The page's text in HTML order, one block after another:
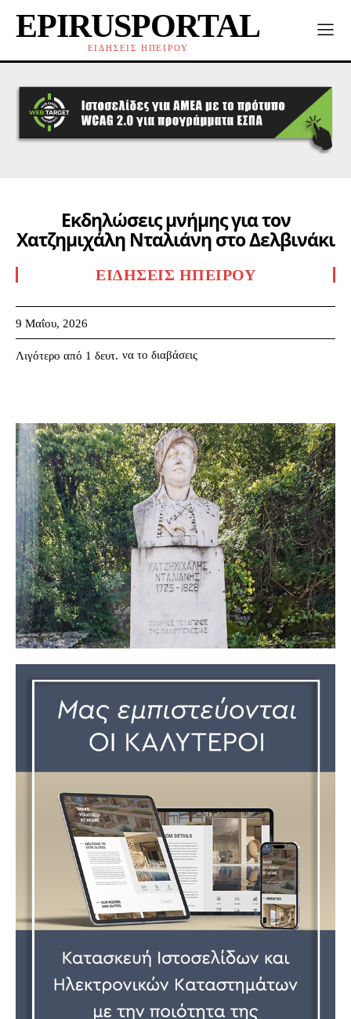
EPIRUSPORTAL
ΕΙΔΗΣΕΙΣ ΗΠΕΙΡΟΥ
Εκδηλώσεις μνήμης για τον
Χατζημιχάλη Νταλιάνη στο Δελβινάκι
ΕΙΔΉΣΕΙΣ ΗΠΕΊΡΟΥ
9 Μαΐου, 2026
Λιγότερο από 1 δευτ. να το διαβάσεις